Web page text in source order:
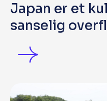
Japan er et
sanselig